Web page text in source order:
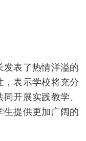
发表了热情洋溢的
，表示学校将充分
开展实践教学、
生提供更加广阔的